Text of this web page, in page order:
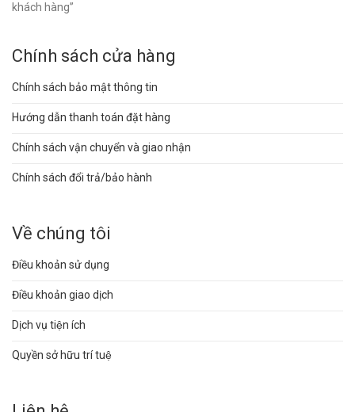
khách hàng”
Chính sách cửa hàng
Chính sách bảo mật thông tin
Hướng dẫn thanh toán đặt hàng
Chính sách vận chuyển và giao nhận
Chính sách đổi trả/bảo hành
Về chúng tôi
Điều khoản sử dụng
Điều khoản giao dịch
Dịch vụ tiện ích
Quyền sở hữu trí tuệ